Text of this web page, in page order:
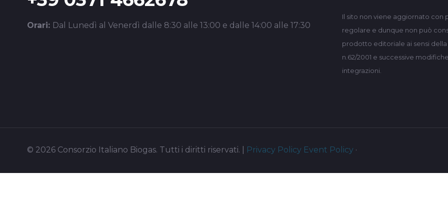
Orari: Dal Lunedì al Venerdì dalle 8:30 alle 13:00 e dalle 14:00 alle 17:30
Il sito non viene aggiornato con
regolare e dunque non può
prodotto editoriale ai sensi
n.62/2001 e successive
integrazioni.
© 2026 Consorzio Italiano Biogas. Tutti i diritti riservati. | Privacy Policy Event Policy ·